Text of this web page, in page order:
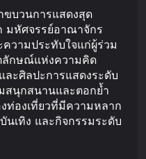
ขบวนการแสดงสุด
มหัศจรรย์อาณาจักร
วามประทับใจแก่ผู้ร่วม
ลักษณ์แห่งความคิด
ละศิลปะการแสดงระดับ
สนุกสนานและตอกย้ำ
ท่องเที่ยวที่มีความหลาก
เทิง และกิจกรรมระดับ